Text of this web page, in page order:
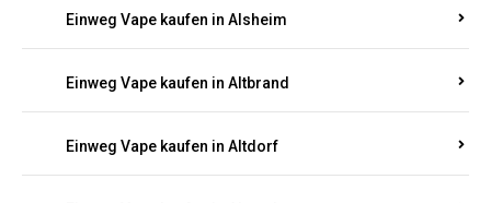
Einweg Vape kaufen in Alsheim
Einweg Vape kaufen in Altbrand
Einweg Vape kaufen in Altdorf